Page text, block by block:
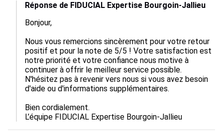
Réponse de FIDUCIAL Expertise Bourgoin-Jallieu
Bonjour,
Nous vous remercions sincèrement pour votre retour
positif et pour la note de 5/5 ! Votre satisfaction est
notre priorité et votre confiance nous motive à
continuer à offrir le meilleur service possible.
N'hésitez pas à revenir vers nous si vous avez besoin
d'aide ou d'informations supplémentaires.
Bien cordialement.
L’équipe FIDUCIAL Expertise Bourgoin-Jallieu